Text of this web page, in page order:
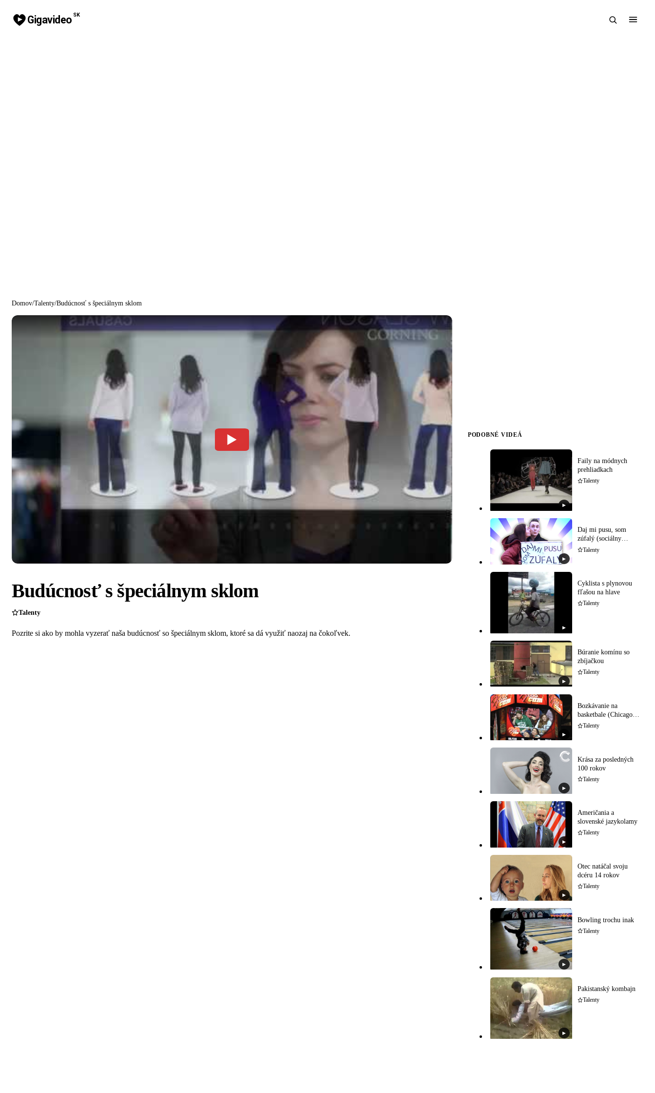
Gigavideo SK
Domov/Talenty/Budúcnosť s špeciálnym sklom
Budúcnosť s špeciálnym sklom
Talenty
Pozrite si ako by mohla vyzerať naša budúcnosť so špeciálnym sklom, ktoré sa dá využiť naozaj na čokoľvek.
PODOBNÉ VIDEÁ
▶
Faily na módnych
prehliadkach
Talenty
▶
Daj mi pusu, som
zúfalý (sociálny
experiment)
Talenty
▶
Cyklista s plynovou
fľašou na hlave
Talenty
▶
Búranie komínu so
zbíjačkou
Talenty
▶
Bozkávanie na
basketbale (Chicago
Bulls)
Talenty
▶
Krása za posledných
100 rokov
Talenty
▶
Američania a
slovenské jazykolamy
Talenty
▶
Otec natáčal svoju
dcéru 14 rokov
Talenty
▶
Bowling trochu inak
Talenty
▶
Pakistanský kombajn
Talenty